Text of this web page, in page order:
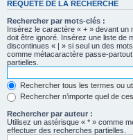
REQUÊTE DE LA RECHERCHE
Rechercher par mots-clés :
Insérez le caractère « + » devant un
doit être ignoré. Insérez une liste de
discontinues « | » si seul un des
comme métacaractère passe-
partielles.
Rechercher tous les termes ou
Rechercher n’importe quel de
Rechercher par auteur :
Utilisez un astérisque « * » comme
effectuer des recherches partielles.